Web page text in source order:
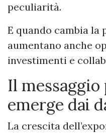
peculiarità.
E quando cambia la
aumentano anche
investimenti e
Il
emerge dai
La crescita